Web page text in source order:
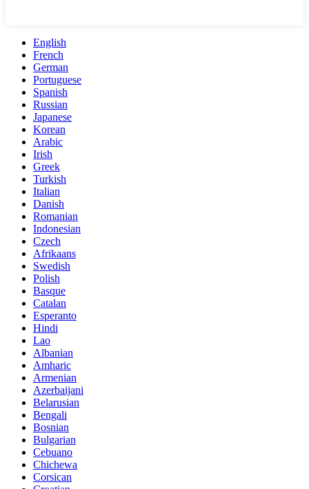
English
French
German
Portuguese
Spanish
Russian
Japanese
Korean
Arabic
Irish
Greek
Turkish
Italian
Danish
Romanian
Indonesian
Czech
Afrikaans
Swedish
Polish
Basque
Catalan
Esperanto
Hindi
Lao
Albanian
Amharic
Armenian
Azerbaijani
Belarusian
Bengali
Bosnian
Bulgarian
Cebuano
Chichewa
Corsican